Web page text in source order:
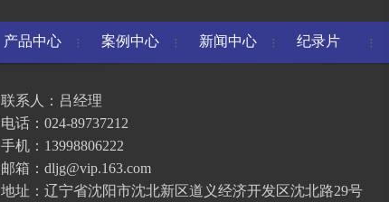
产品中心 案例中心 新闻中心 纪录片
联系人：吕经理
电话：024-89737212
手机：13998806222
邮箱：dljg@vip.163.com
地址：辽宁省沈阳市沈北新区道义经济开发区沈北路29号